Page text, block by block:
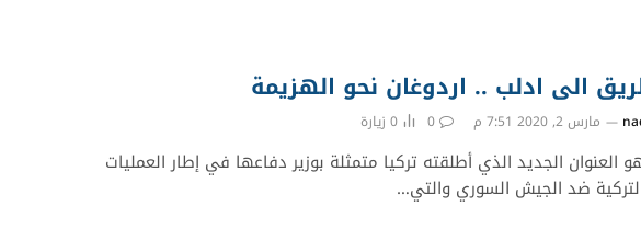
الى ادلب .. اردوغان نحو الهزيمة
مارس 2, 2020 7:51 م 0
0 زيارة
العنوان الجديد الذي أطلقته تركيا متمثلة بوزير دفاعها في إطار العمليات
ضد الجيش السوري والتي…